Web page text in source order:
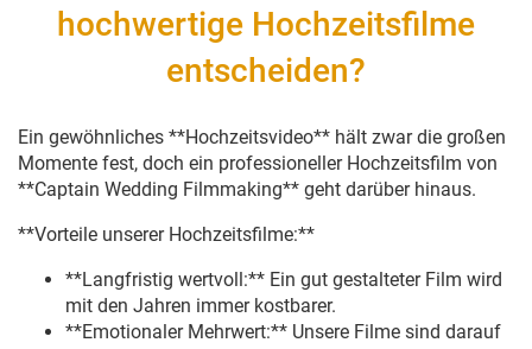
hochwertige Hochzeitsfilme
entscheiden?
Ein gewöhnliches **Hochzeitsvideo** hält zwar die großen
Momente fest, doch ein professioneller Hochzeitsfilm von
**Captain Wedding Filmmaking** geht darüber hinaus.
**Vorteile unserer Hochzeitsfilme:**
**Langfristig wertvoll:** Ein gut gestalteter Film wird
mit den Jahren immer kostbarer.
**Emotionaler Mehrwert:** Unsere Filme sind darauf